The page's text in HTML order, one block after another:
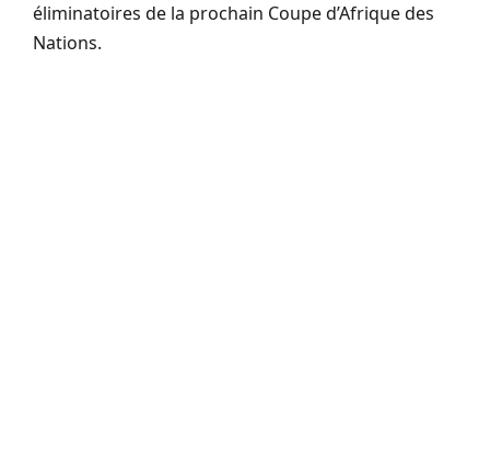
éliminatoires de la prochain Coupe d’Afrique des
Nations.